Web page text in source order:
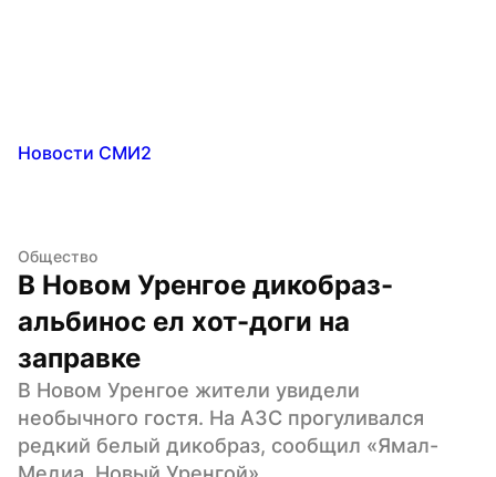
Новости СМИ2
Общество
В Новом Уренгое дикобраз-
альбинос ел хот-доги на
заправке
В Новом Уренгое жители увидели
необычного гостя. На АЗС прогуливался
редкий белый дикобраз, сообщил «Ямал-